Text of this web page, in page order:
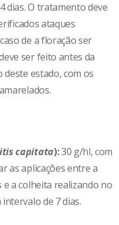
dias. O tratamento deve
ataques
de a floração ser
ser feito antes da
estado, com os
capitata):30 g/hl, com
as aplicações entre a
a colheita realizando no
de 7 dias.